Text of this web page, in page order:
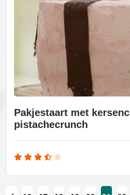
Pakjestaart met
pistachecrunch